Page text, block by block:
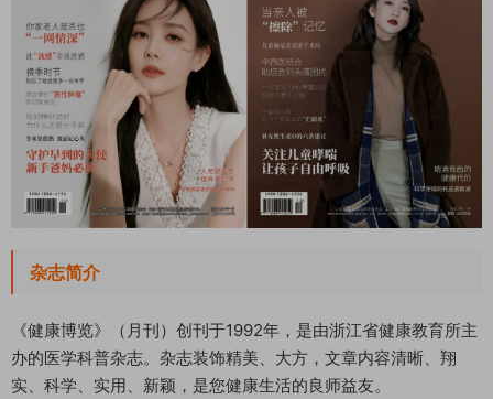
杂志简介
《健康博览》（月刊）创刊于1992年，是由浙江省健康教育所主
办的医学科普杂志。杂志装饰精美、大方，文章内容清晰、翔
实、科学、实用、新颖，是您健康生活的良师益友。